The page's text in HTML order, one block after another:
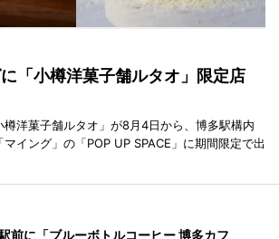
「小樽洋菓子舗ルタオ」限定店
樽洋菓子舗ルタオ」が8月4日から、博多駅構内
イング」の「POP UP SPACE」に期間限定で出
前に「ブルーボトルコーヒー 博多カフ